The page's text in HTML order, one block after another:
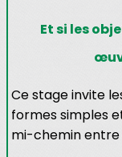
Et si les
Ce stage invite
formes simples
mi-chemin